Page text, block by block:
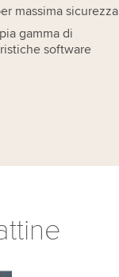
massima sicurezza
gamma di
software